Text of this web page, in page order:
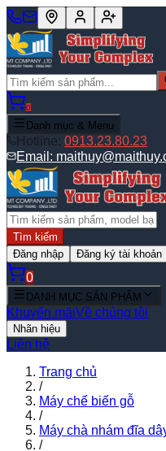
0
Danh mục & Menu
Hotline: 0913.23.80.23
Email:
Tìm kiếm
Đăng nhập
Đăng ký tài khoản
0
DANH MỤC SẢN PHẨM
Khuyến mãiVề chúng tôi
Nhãn hiệu
Liên hệ
Trang chủ
/
Máy chế biến gỗ
/
Máy chà nhám đĩa
/